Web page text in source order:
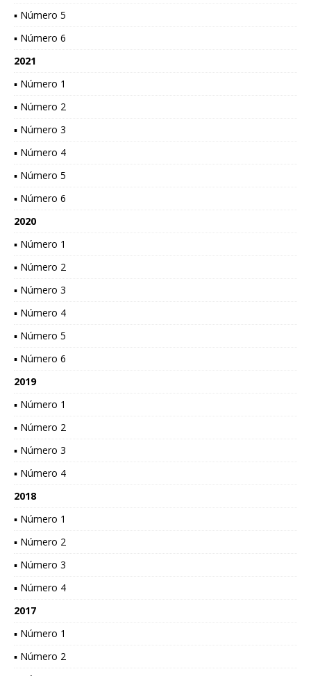
▪ Número 5
▪ Número 6
2021
▪ Número 1
▪ Número 2
▪ Número 3
▪ Número 4
▪ Número 5
▪ Número 6
2020
▪ Número 1
▪ Número 2
▪ Número 3
▪ Número 4
▪ Número 5
▪ Número 6
2019
▪ Número 1
▪ Número 2
▪ Número 3
▪ Número 4
2018
▪ Número 1
▪ Número 2
▪ Número 3
▪ Número 4
2017
▪ Número 1
▪ Número 2